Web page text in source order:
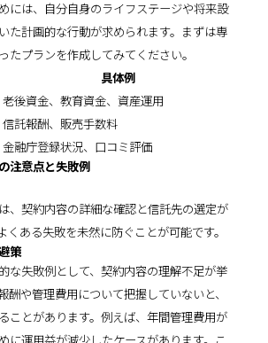
には、自分自身のライフステージや将来設
た計画的な行動が求められます。まずは専
たプランを作成してみてください。
具体例
老後資金、教育資金、資産運用
信託報酬、販売手数料
金融庁登録状況、口コミ評価
注意点と失敗例
、契約内容の詳細な確認と信託先の選定が
ある失敗を未然に防ぐことが可能です。
策
な失敗例として、契約内容の理解不足が挙
酬や管理費用について把握していないと、
ことがあります。例えば、年間管理費用が
に運用益が減少したケースがあります。こ